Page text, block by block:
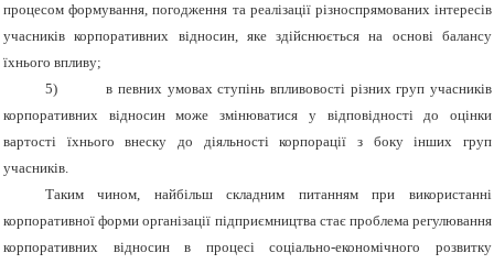
процесом формування, погодження та реалізації різноспрямованих інтересів
учасників корпоративних відносин, яке здійснюється на основі балансу
їхнього впливу;
5)
в певних умовах ступінь впливовості різних груп учасників
корпоративних відносин може змінюватися у відповідності до оцінки
вартості їхнього внеску до діяльності корпорації з боку інших груп
учасників.
Таким чином, найбільш складним питанням при використанні
корпоративної форми організації підприємництва стає проблема регулювання
корпоративних відносин в процесі соціально-економічного розвитку